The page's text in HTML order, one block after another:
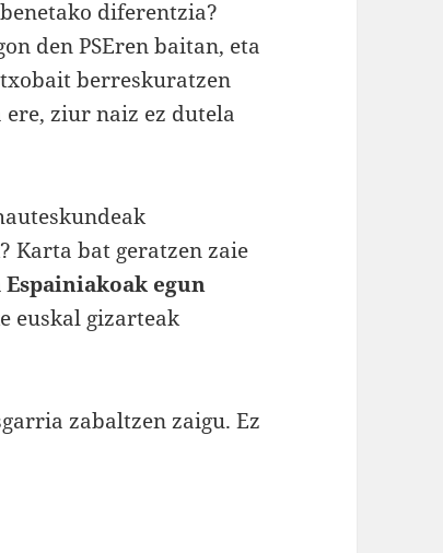
diferentzia?
den PSEren baitan, eta
berreskuratzen
ziur naiz ez dutela
Karta bat geratzen zaie
egun
euskal gizarteak
zabaltzen zaigu. Ez